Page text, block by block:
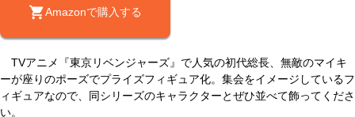
Amazonで購入する
TVアニメ『東京リベンジャーズ』で人気の初代総長、無敵のマイキ
ーが座りのポーズでプライズフィギュア化。集会をイメージしているフ
ィギュアなので、同シリーズのキャラクターとぜひ並べて飾ってくださ
い。